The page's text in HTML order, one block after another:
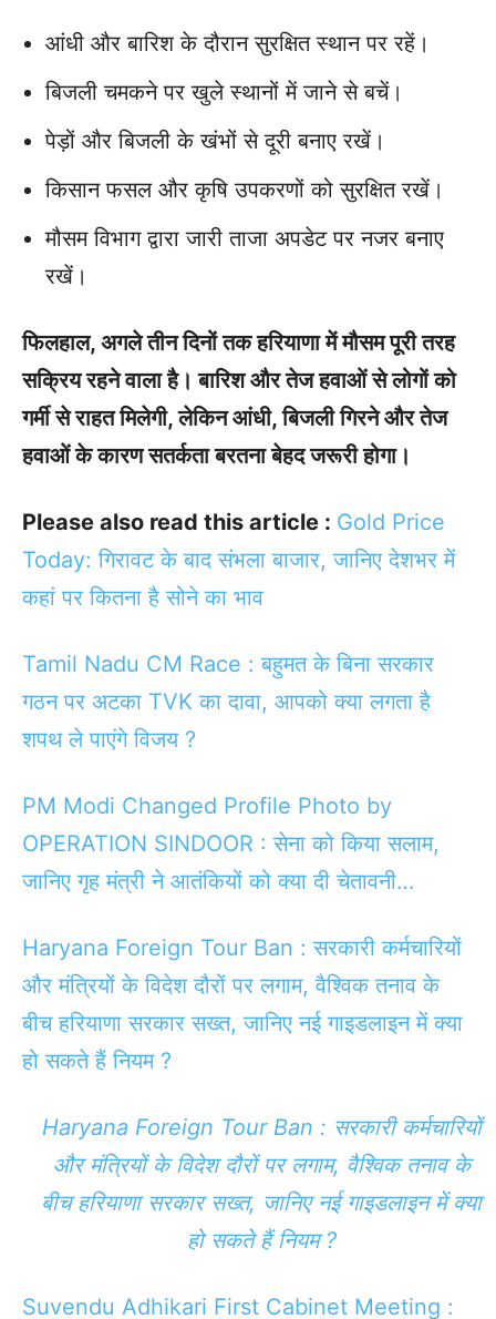
आंधी और बारिश के दौरान सुरक्षित स्थान पर रहें।
बिजली चमकने पर खुले स्थानों में जाने से बचें।
पेड़ों और बिजली के खंभों से दूरी बनाए रखें।
किसान फसल और कृषि उपकरणों को सुरक्षित रखें।
मौसम विभाग द्वारा जारी ताजा अपडेट पर नजर बनाए
रखें।
फिलहाल, अगले तीन दिनों तक हरियाणा में मौसम पूरी तरह
सक्रिय रहने वाला है। बारिश और तेज हवाओं से लोगों को
गर्मी से राहत मिलेगी, लेकिन आंधी, बिजली गिरने और तेज
हवाओं के कारण सतर्कता बरतना बेहद जरूरी होगा।
Please also read this article : Gold Price
Today: गिरावट के बाद संभला बाजार, जानिए देशभर में
कहां पर कितना है सोने का भाव
Tamil Nadu CM Race : बहुमत के बिना सरकार
गठन पर अटका TVK का दावा, आपको क्या लगता है
शपथ ले पाएंगे विजय ?
PM Modi Changed Profile Photo by
OPERATION SINDOOR : सेना को किया सलाम,
जानिए गृह मंत्री ने आतंकियों को क्या दी चेतावनी…
Haryana Foreign Tour Ban : सरकारी कर्मचारियों
और मंत्रियों के विदेश दौरों पर लगाम, वैश्विक तनाव के
बीच हरियाणा सरकार सख्त, जानिए नई गाइडलाइन में क्या
हो सकते हैं नियम ?
Haryana Foreign Tour Ban : सरकारी कर्मचारियों
और मंत्रियों के विदेश दौरों पर लगाम, वैश्विक तनाव के
बीच हरियाणा सरकार सख्त, जानिए नई गाइडलाइन में क्या
हो सकते हैं नियम ?
Suvendu Adhikari First Cabinet Meeting :